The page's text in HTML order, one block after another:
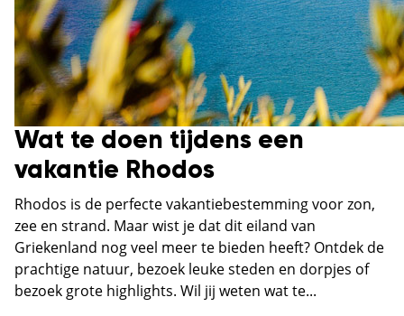
Wat te doen tijdens een
vakantie Rhodos
Rhodos is de perfecte vakantiebestemming voor zon,
zee en strand. Maar wist je dat dit eiland van
Griekenland nog veel meer te bieden heeft? Ontdek de
prachtige natuur, bezoek leuke steden en dorpjes of
bezoek grote highlights. Wil jij weten wat te...